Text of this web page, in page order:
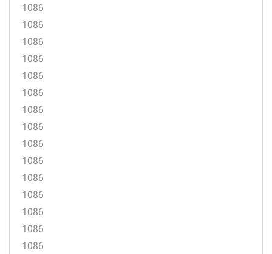
1086
1086
1086
1086
1086
1086
1086
1086
1086
1086
1086
1086
1086
1086
1086